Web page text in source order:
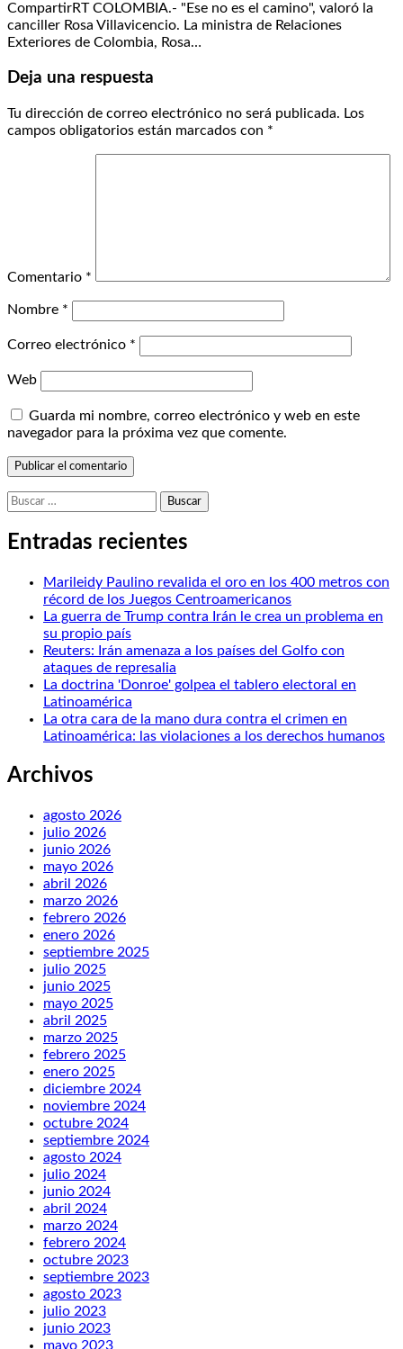
CompartirRT COLOMBIA.- "Ese no es el camino", valoró la
canciller Rosa Villavicencio. La ministra de Relaciones
Exteriores de Colombia, Rosa…
Deja una respuesta
Tu dirección de correo electrónico no será publicada. Los
campos obligatorios están marcados con *
Comentario *
Nombre *
Correo electrónico *
Web
Guarda mi nombre, correo electrónico y web en este
navegador para la próxima vez que comente.
Buscar:
Entradas recientes
Marileidy Paulino revalida el oro en los 400 metros con
récord de los Juegos Centroamericanos
La guerra de Trump contra Irán le crea un problema en
su propio país
Reuters: Irán amenaza a los países del Golfo con
ataques de represalia
La doctrina 'Donroe' golpea el tablero electoral en
Latinoamérica
La otra cara de la mano dura contra el crimen en
Latinoamérica: las violaciones a los derechos humanos
Archivos
agosto 2026
julio 2026
junio 2026
mayo 2026
abril 2026
marzo 2026
febrero 2026
enero 2026
septiembre 2025
julio 2025
junio 2025
mayo 2025
abril 2025
marzo 2025
febrero 2025
enero 2025
diciembre 2024
noviembre 2024
octubre 2024
septiembre 2024
agosto 2024
julio 2024
junio 2024
abril 2024
marzo 2024
febrero 2024
octubre 2023
septiembre 2023
agosto 2023
julio 2023
junio 2023
mayo 2023